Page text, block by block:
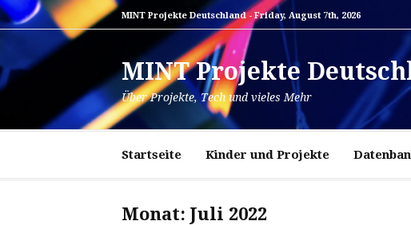
Zum
Inhalt
MINT Projekte Deutschland - Friday, August 7th, 2026
MINT Projekte
Über Projekte, Tech und vieles Mehr
Startseite Kinder und Projekte
Monat: Juli 2022